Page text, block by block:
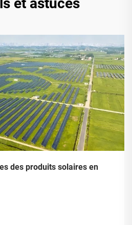
des produits solaires en